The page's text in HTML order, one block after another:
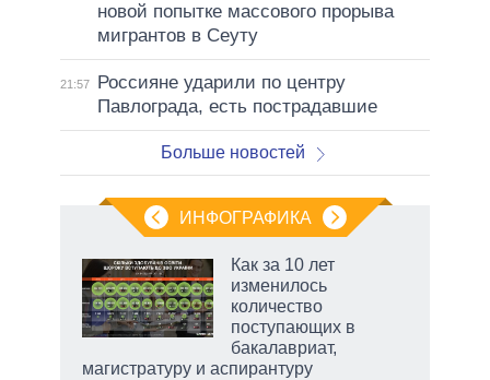
новой попытке массового прорыва
мигрантов в Сеуту
21:57
Россияне ударили по центру
Павлограда, есть пострадавшие
Больше новостей
ИНФОГРАФИКА
Как за 10 лет
изменилось
количество
поступающих в
бакалавриат,
магистратуру и аспирантуру